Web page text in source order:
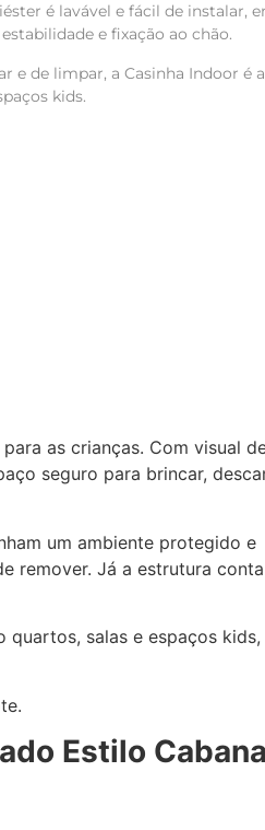
é lavável e fácil de instalar,
e fixação ao chão.
e de limpar, a Casinha Indoor é
kids.
as crianças. Com visual
seguro para brincar,
um ambiente protegido e
remover. Já a estrutura
quartos, salas e espaços kids,
Estilo Cabana